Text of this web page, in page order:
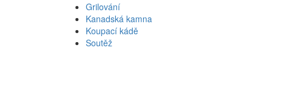
Grilování
Kanadská kamna
Koupací kádě
Soutěž